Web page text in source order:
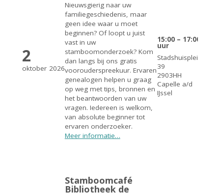
2
oktober 2026
Nieuwsgierig naar uw
familiegeschiedenis, maar
geen idee waar u moet
beginnen? Of loopt u juist
vast in uw
stamboomonderzoek? Kom
dan langs bij ons gratis
voorouderspreekuur. Ervaren
genealogen helpen u graag
op weg met tips, bronnen en
het beantwoorden van uw
vragen. Iedereen is welkom,
van absolute beginner tot
ervaren onderzoeker.
Meer informatie…
15:00 – 17:00
uur
Stadshuisplein
39
2903HH
Capelle a/d
IJssel
Stamboomcafé
Bibliotheek de